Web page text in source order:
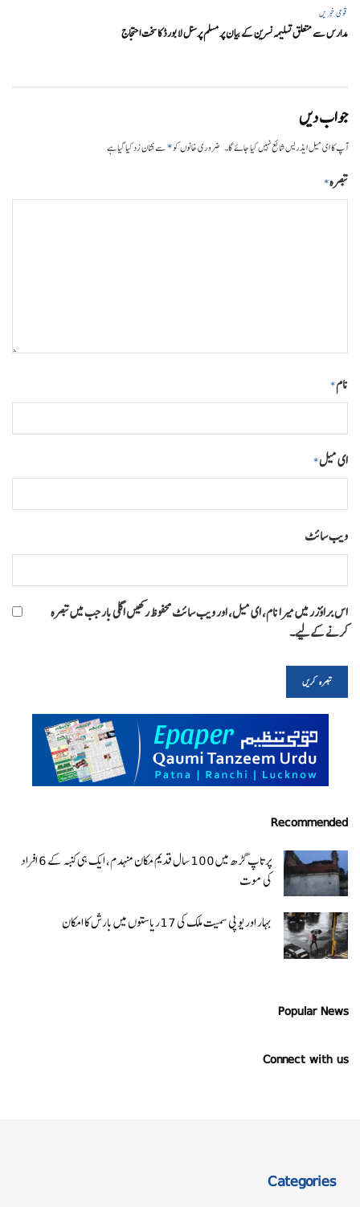
قومی خبریں
مدارس سے متعلق تسلیمہ نسرین کے بیان پر مسلم پرسنل لا بورڈ کا سخت احتجاج
جواب دیں
آپ کا ای میل ایڈریس شائع نہیں کیا جائے گا۔ ضروری خانوں کو*سے نشان زد کیا گیا ہے
تبصرہ*
نام*
ای میل*
ویب‌ سائٹ
اس براؤزر میں میرا نام، ای میل، اور ویب سائٹ محفوظ رکھیں اگلی بار جب میں تبصرہ
کرنے کےلیے۔
Recommended
پرتاپ گڑھ میں 100 سال قدیم مکان منہدم، ایک ہی کنبہ کے 6 افراد
کی موت
بہار اور یو پی سمیت ملک کی 17ریاستوں میں بارش کا امکان
Popular News
Connect with us
Categories